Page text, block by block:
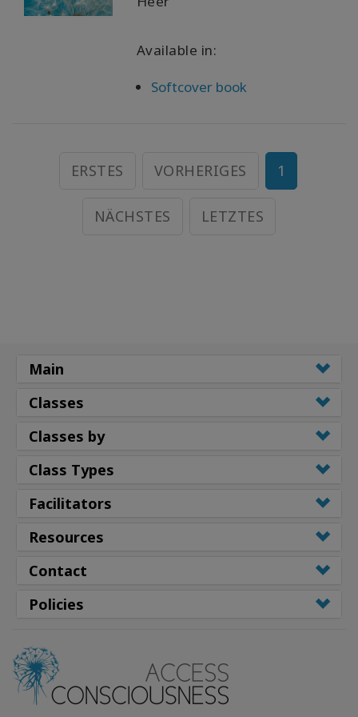
Available in:
Softcover book
ERSTES VORHERIGES 1
NÄCHSTES LETZTES
Main
Classes
Classes by
Class Types
Facilitators
Resources
Contact
Policies